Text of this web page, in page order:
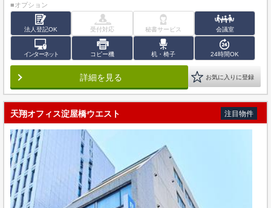
■オプション
法人登記OK 受付対応 秘書サービス 会議室
インターネット コピー機 机・椅子 24時間OK
詳細を見る お気に入りに登録
天翔オフィス淀屋橋ウエスト 注目物件